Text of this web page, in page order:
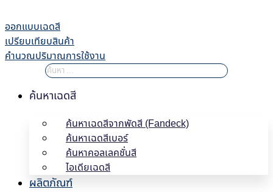
to
content
ออกแบบเฉดสี
เปรียบเทียบสินค้า
คำนวณปริมาณการใช้งาน
ค้นหาเฉดสี
ค้นหาเฉดสีจากพัดสี (Fandeck)
ค้นหาเฉดสีเบอร์
ค้นหาคอลเลคชั่นสี
ไอเดียเฉดสี
ผลิตภัณฑ์